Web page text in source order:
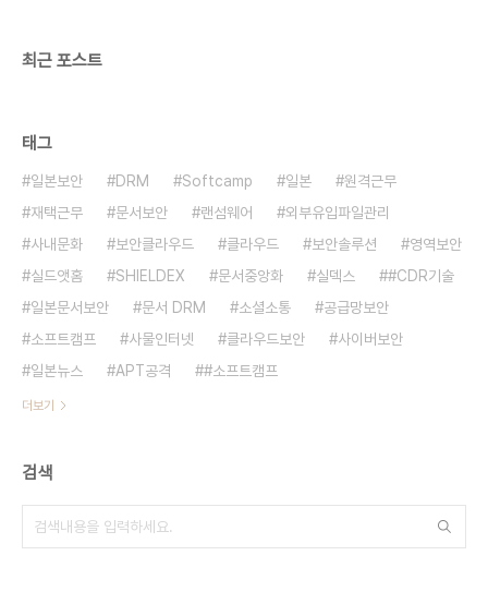
최근 포스트
태그
일본보안 DRM Softcamp 일본
원격근무
재택근무
문서보안 랜섬웨어
외부유입파일관리
사내문화
보안클라우드 클라우드 보안솔루션
영역보안
실드앳홈
SHIELDEX 문서중앙화 실덱스
#CDR기술
일본문서보안
문서 DRM 소셜소통
공급망보안
소프트캠프
사물인터넷 클라우드보안
사이버보안
일본뉴스
APT공격 #소프트캠프
더보기
검색